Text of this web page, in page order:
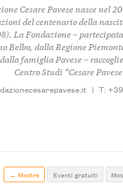
Cesare Pavese nasce nel
del centenario della
La Fondazione –
Belbo, dalla Regione
famiglia Pavese –
Centro Studi “Cesare
| T:
← Mostre Eventi gratuiti